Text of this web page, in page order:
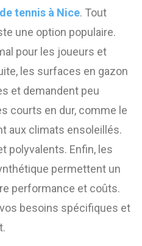
tennis à Nice. Tout
une option populaire.
pour les joueurs et
les surfaces en gazon
et demandent peu
courts en dur, comme le
aux climats ensoleillés.
polyvalents. Enfin, les
permettent un
performance et coûts.
besoins spécifiques et